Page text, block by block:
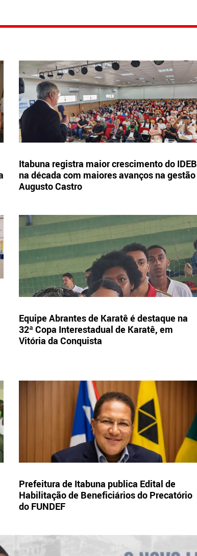
Itabuna registra maior crescimento do IDEB
na década com maiores avanços na gestão
Augusto Castro
Equipe Abrantes de Karatê é destaque na
32ª Copa Interestadual de Karatê, em
Vitória da Conquista
Prefeitura de Itabuna publica Edital de
Habilitação de Beneficiários do Precatório
do FUNDEF